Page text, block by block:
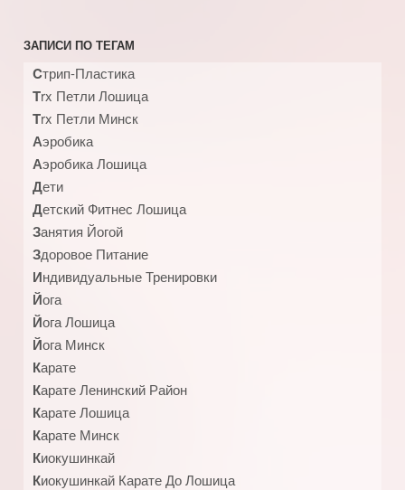
ЗАПИСИ ПО ТЕГАМ
Cтрип-Пластика
Trx Петли Лошица
Trx Петли Минск
Аэробика
Аэробика Лошица
Дети
Детский Фитнес Лошица
Занятия Йогой
Здоровое Питание
Индивидуальные Тренировки
Йога
Йога Лошица
Йога Минск
Карате
Карате Ленинский Район
Карате Лошица
Карате Минск
Киокушинкай
Киокушинкай Карате До Лошица